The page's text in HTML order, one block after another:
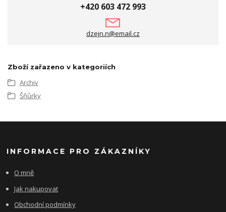
+420 603 472 993
dzejn.n@email.cz
Zboží zařazeno v kategoriích
Archiv
Šňůrky
INFORMACE PRO ZÁKAZNÍKY
O mně
Jak nakupovat
Obchodní podmínky